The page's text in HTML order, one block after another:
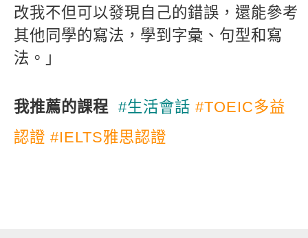
改我不但可以發現自己的錯誤，還能參考
其他同學的寫法，學到字彙、句型和寫
法。」
我推薦的課程 #生活會話 #TOEIC多益
認證 #IELTS雅思認證